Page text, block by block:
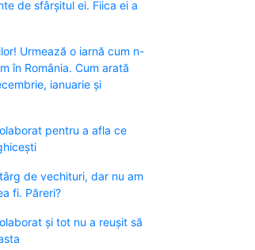
de sfârșitul ei. Fiica ei a
Urmează o iarnă cum n-
în România. Cum arată
ianuarie și
pentru a afla ce
de vechituri, dar nu am
fi. Păreri?
și tot nu a reușit să